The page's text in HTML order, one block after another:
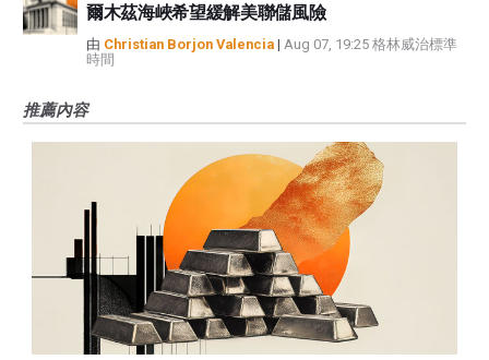
爾木茲海峽希望緩解美聯儲風險
由 Christian Borjon Valencia | Aug 07, 19:25 格林威治標準
時間
推薦內容